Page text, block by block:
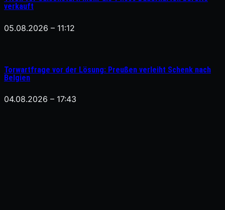
verkauft
05.08.2026 – 11:12
Torwartfrage vor der Lösung: Preußen verleiht Schenk nach
Belgien
04.08.2026 – 17:43